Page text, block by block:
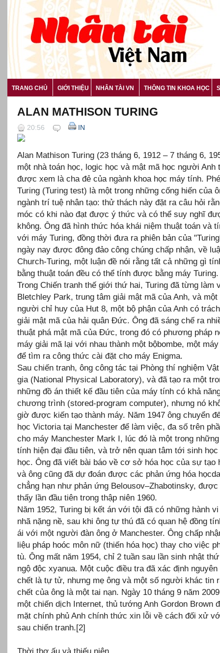
TRANG CHỦ GIỚI THIỆU NHÂN TÀI VN THÔNG TIN KHOA HỌC
ALAN MATHISON TURING
20:56 IN
Alan Mathison Turing (23 tháng 6, 1912 – 7 tháng 6,
một nhà toán học, logic học và mật mã học người Anh
được xem là cha đẻ của ngành khoa học máy tính.
Turing (Turing test) là một trong những cống hiến của
ngành trí tuệ nhân tạo: thử thách này đặt ra câu hỏi
móc có khi nào đạt được ý thức và có thể suy nghĩ
không. Ông đã hình thức hóa khái niệm thuật toán và
với máy Turing, đồng thời đưa ra phiên bản của
ngày nay được đông đảo công chúng chấp nhận, về
Church-Turing, một luận đề nói rằng tất cả những gì
bằng thuật toán đều có thể tính được bằng máy Turing.
Trong Chiến tranh thế giới thứ hai, Turing đã từng làm
Bletchley Park, trung tâm giải mật mã của Anh, và
người chỉ huy của Hut 8, một bộ phận của Anh có
giải mật mã của hải quân Đức. Ông đã sáng chế ra
thuật phá mật mã của Đức, trong đó có phương pháp
máy giải mã lại với nhau thành một bộbombe, một
để tìm ra công thức cài đặt cho máy Enigma.
Sau chiến tranh, ông công tác tại Phòng thí nghiệm
gia (National Physical Laboratory), và đã tạo ra một
những đồ án thiết kế đầu tiên của máy tính có khả
chương trình (stored-program computer), nhưng nó
giờ được kiến tạo thành máy. Năm 1947 ông chuyển
học Victoria tại Manchester để làm việc, đa số trên
cho máy Manchester Mark I, lúc đó là một trong
tính hiện đại đầu tiên, và trở nên quan tâm tới sinh học
học. Ông đã viết bài báo về cơ sở hóa học của sự tạo
và ông cũng đã dự đoán được các phản ứng hóa
chẳng hạn như phản ứng Belousov–Zhabotinsky,
thấy lần đầu tiên trong thập niên 1960.
Năm 1952, Turing bị kết án với tội đã có những hành
nhã nặng nề, sau khi ông tự thú đã có quan hệ đồng
ái với một người đàn ông ở Manchester. Ông chấp
liệu pháp hoóc môn nữ (thiến hóa học) thay cho việc
tù. Ông mất năm 1954, chỉ 2 tuần sau lần sinh nhật
ngộ độc xyanua. Một cuộc điều tra đã xác định nguyên
chết là tự tử, nhưng mẹ ông và một số người khác tin
chết của ông là một tai nạn. Ngày 10 tháng 9 năm
một chiến dịch Internet, thủ tướng Anh Gordon Brown
mặt chính phủ Anh chính thức xin lỗi về cách đối xử
sau chiến tranh.[2]
Thời thơ ấu và thiếu niên